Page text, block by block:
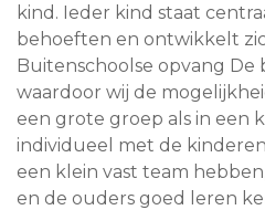
kind. Ieder kind staat
behoeften en ontwikkelt
Buitenschoolse opvang De
waardoor wij de
een grote groep als in een
individueel met de
een klein vast team
en de ouders goed leren